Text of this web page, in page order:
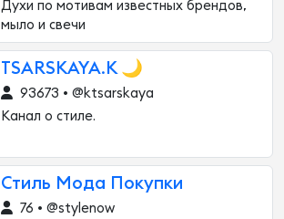
Духи по мотивам известных брендов,
мыло и свечи
TSARSKAYA.K 🌙
93673 • @ktsarskaya
Канал о стиле.
Стиль Мода Покупки
76 • @stylenow